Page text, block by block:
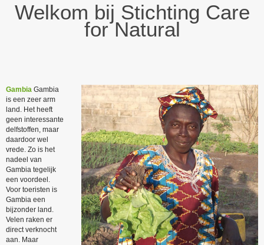
Welkom bij Stichting Care
for Natural
Gambia Gambia
is een zeer arm
land. Het heeft
geen interessante
delfstoffen, maar
daardoor wel
vrede. Zo is het
nadeel van
Gambia tegelijk
een voordeel.
Voor toeristen is
Gambia een
bijzonder land.
Velen raken er
direct verknocht
aan. Maar